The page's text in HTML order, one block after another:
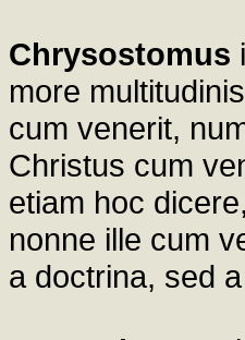
Chrysostomus
more
cum venerit,
Christus cum
etiam hoc
nonne ille cum
a doctrina, sed